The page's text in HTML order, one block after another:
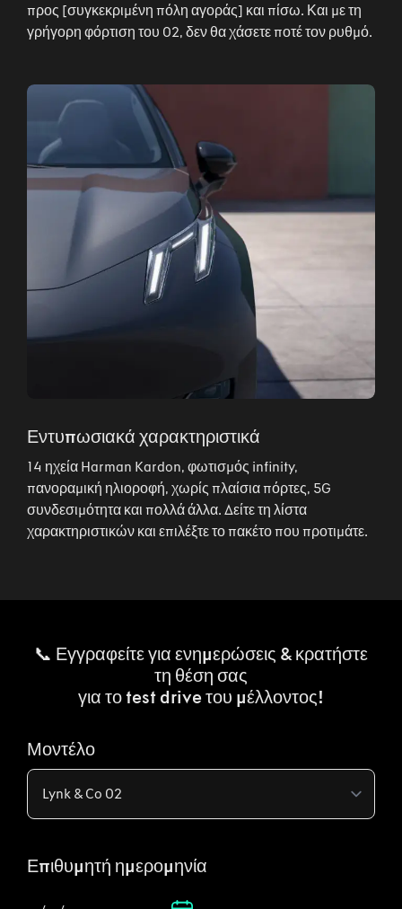
προς [συγκεκριμένη πόλη αγοράς] και πίσω. Και με τη
γρήγορη φόρτιση του 02, δεν θα χάσετε ποτέ τον ρυθμό.
Εντυπωσιακά χαρακτηριστικά
14 ηχεία Harman Kardon, φωτισμός infinity,
πανοραμική ηλιοροφή, χωρίς πλαίσια πόρτες, 5G
συνδεσιμότητα και πολλά άλλα. Δείτε τη λίστα
χαρακτηριστικών και επιλέξτε το πακέτο που προτιμάτε.
📞 Εγγραφείτε για ενημερώσεις & κρατήστε
τη θέση σας
για το test drive του μέλλοντος!
Μοντέλο
Επιθυμητή ημερομηνία